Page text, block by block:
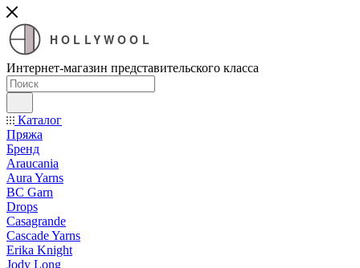
HOLLYWOOL
Интернет-магазин представительского класса
Каталог
Пряжа
Бренд
Araucania
Aura Yarns
BC Garn
Drops
Casagrande
Cascade Yarns
Erika Knight
Jody Long